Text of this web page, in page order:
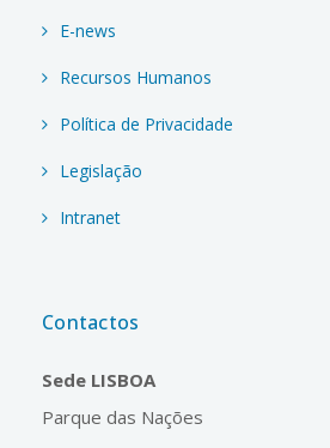
E-news
Recursos Humanos
Política de Privacidade
Legislação
Intranet
Contactos
Sede LISBOA
Parque das Nações